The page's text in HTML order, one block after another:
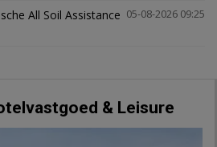
05-08-2026 09:25
All Soil Assistance
& Leisure